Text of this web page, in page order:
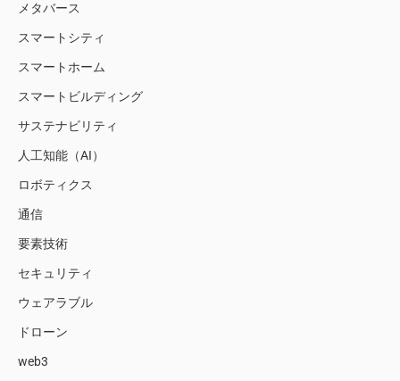
メタバース
スマートシティ
スマートホーム
スマートビルディング
サステナビリティ
人工知能（AI）
ロボティクス
通信
要素技術
セキュリティ
ウェアラブル
ドローン
web3